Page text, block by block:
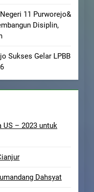
11 Purworejo&
Disiplin,
Sukses Gelar LPBB
US – 2023 untuk
Dahsyat